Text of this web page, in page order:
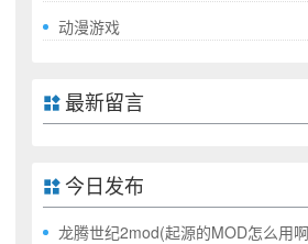
动漫游戏
最新留言
今日发布
龙腾世纪2mod(起源的MOD怎么用